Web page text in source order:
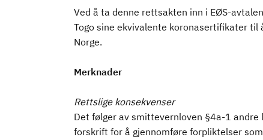
Ved å ta denne rettsakten inn i EØS-
Togo sine ekvivalente koronasertifikater til
Norge.
Merknader
Rettslige konsekvenser
Det følger av smittevernloven §4a-1
forskrift for å gjennomføre forpliktelser